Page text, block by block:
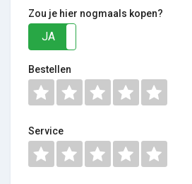
Zou je hier nogmaals kopen?
JA
Bestellen
Service